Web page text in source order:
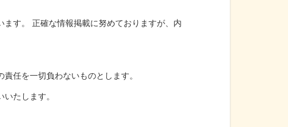
ます。 正確な情報掲載に努めておりますが、内
責任を一切負わないものとします。
たします。